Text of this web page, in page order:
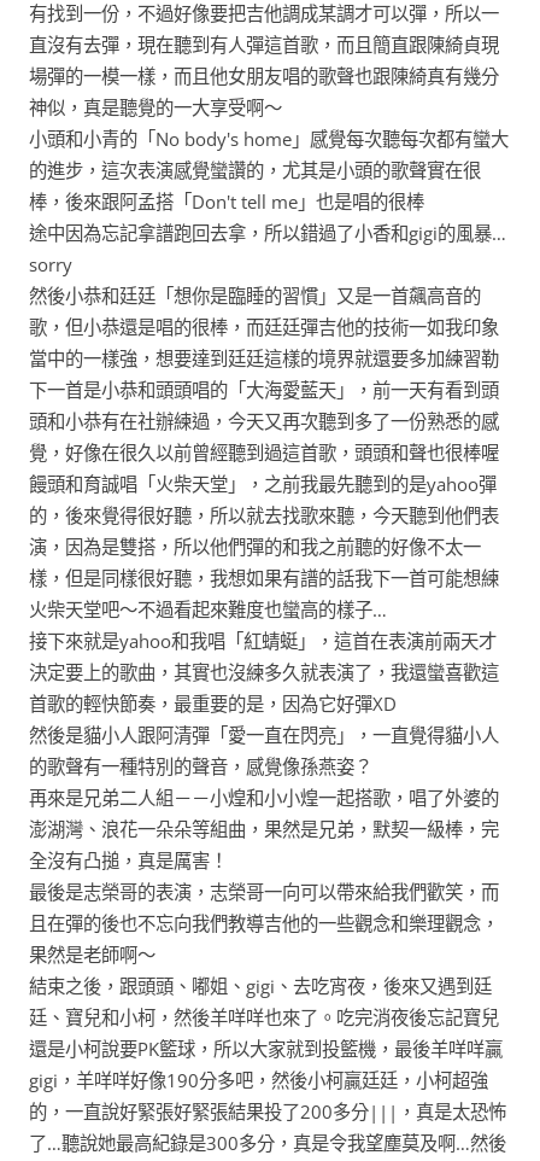
有找到一份，不過好像要把吉他調成某調才可以彈，所以一
直沒有去彈，現在聽到有人彈這首歌，而且簡直跟陳綺貞現
場彈的一模一樣，而且他女朋友唱的歌聲也跟陳綺真有幾分
神似，真是聽覺的一大享受啊～
小頭和小青的「No body's home」感覺每次聽每次都有蠻大
的進步，這次表演感覺蠻讚的，尤其是小頭的歌聲實在很
棒，後來跟阿孟搭「Don't tell me」也是唱的很棒
途中因為忘記拿譜跑回去拿，所以錯過了小香和gigi的風暴…
sorry
然後小恭和廷廷「想你是臨睡的習慣」又是一首飆高音的
歌，但小恭還是唱的很棒，而廷廷彈吉他的技術一如我印象
當中的一樣強，想要達到廷廷這樣的境界就還要多加練習勒
下一首是小恭和頭頭唱的「大海愛藍天」，前一天有看到頭
頭和小恭有在社辦練過，今天又再次聽到多了一份熟悉的感
覺，好像在很久以前曾經聽到過這首歌，頭頭和聲也很棒喔
饅頭和育誠唱「火柴天堂」，之前我最先聽到的是yahoo彈
的，後來覺得很好聽，所以就去找歌來聽，今天聽到他們表
演，因為是雙搭，所以他們彈的和我之前聽的好像不太一
樣，但是同樣很好聽，我想如果有譜的話我下一首可能想練
火柴天堂吧～不過看起來難度也蠻高的樣子…
接下來就是yahoo和我唱「紅蜻蜓」，這首在表演前兩天才
決定要上的歌曲，其實也沒練多久就表演了，我還蠻喜歡這
首歌的輕快節奏，最重要的是，因為它好彈XD
然後是貓小人跟阿清彈「愛一直在閃亮」，一直覺得貓小人
的歌聲有一種特別的聲音，感覺像孫燕姿？
再來是兄弟二人組－－小煌和小小煌一起搭歌，唱了外婆的
澎湖灣、浪花一朵朵等組曲，果然是兄弟，默契一級棒，完
全沒有凸搥，真是厲害！
最後是志榮哥的表演，志榮哥一向可以帶來給我們歡笑，而
且在彈的後也不忘向我們教導吉他的一些觀念和樂理觀念，
果然是老師啊～
結束之後，跟頭頭、嘟姐、gigi、去吃宵夜，後來又遇到廷
廷、寶兒和小柯，然後羊咩咩也來了。吃完消夜後忘記寶兒
還是小柯說要PK籃球，所以大家就到投籃機，最後羊咩咩贏
gigi，羊咩咩好像190分多吧，然後小柯贏廷廷，小柯超強
的，一直說好緊張好緊張結果投了200多分|||，真是太恐怖
了…聽說她最高紀錄是300多分，真是令我望塵莫及啊…然後